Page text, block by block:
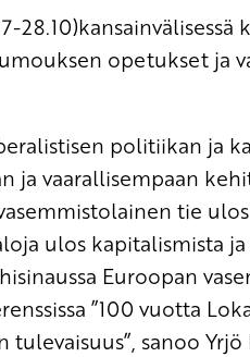
28.10)kansainvälisessä
opetukset ja
politiikan ja
ja vaarallisempaan
tie
ulos kapitalismista
Euroopan
”100 vuotta
sanoo Yrjö